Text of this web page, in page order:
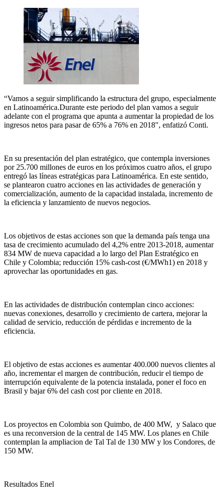
“Vamos a seguir simplificando la estructura del grupo, especialmente
en Latinoamérica.Durante este periodo del plan vamos a seguir
adelante con el programa que apunta a aumentar la propiedad de los
ingresos netos para pasar de 65% a 76% en 2018", enfatizó Conti.
En su presentación del plan estratégico, que contempla inversiones
por 25.700 millones de euros en los próximos cuatro años, el grupo
entregó las líneas estratégicas para Latinoamérica. En este sentido,
se plantearon cuatro acciones en las actividades de generación y
comercialización, aumento de la capacidad instalada, incremento de
la eficiencia y lanzamiento de nuevos negocios.
Los objetivos de estas acciones son que la demanda país tenga una
tasa de crecimiento acumulado del 4,2% entre 2013-2018, aumentar
834 MW de nueva capacidad a lo largo del Plan Estratégico en
Chile y Colombia; reducción 15% cash-cost (€/MWh1) en 2018 y
aprovechar las oportunidades en gas.
En las actividades de distribución contemplan cinco acciones:
nuevas conexiones, desarrollo y crecimiento de cartera, mejorar la
calidad de servicio, reducción de pérdidas e incremento de la
eficiencia.
El objetivo de estas acciones es aumentar 400.000 nuevos clientes al
año, incrementar el margen de contribución, reducir el tiempo de
interrupción equivalente de la potencia instalada, poner el foco en
Brasil y bajar 6% del cash cost por cliente en 2018.
Los proyectos en Colombia son Quimbo, de 400 MW, y Salaco que
es una reconversion de la central de 145 MW. Los planes en Chile
contemplan la ampliacion de Tal Tal de 130 MW y los Condores, de
150 MW.
Resultados Enel